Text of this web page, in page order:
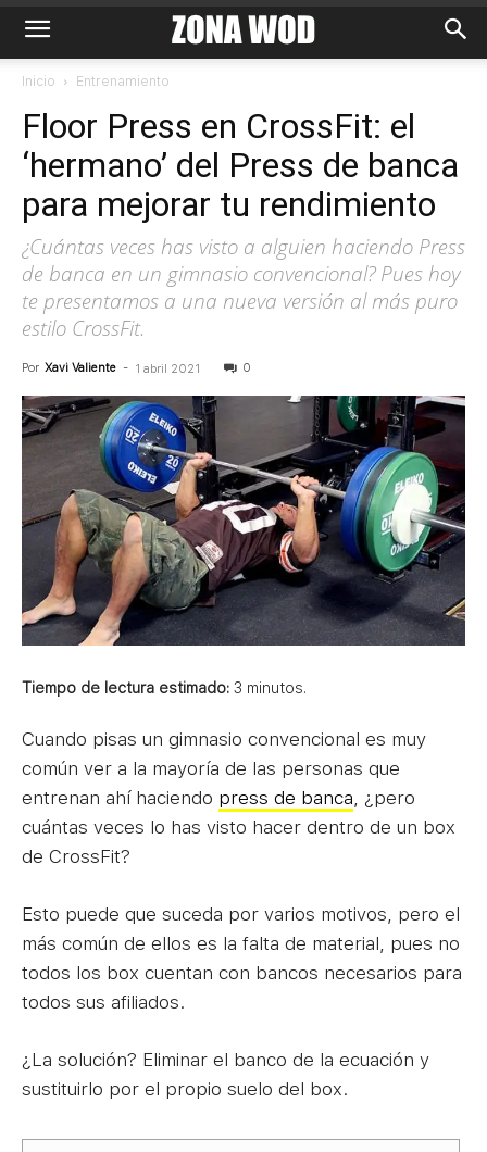
Inicio Entrenamiento
Floor Press en CrossFit: el
‘hermano’ del Press de banca
para mejorar tu rendimiento
¿Cuántas veces has visto a alguien haciendo Press
de banca en un gimnasio convencional? Pues hoy
te presentamos a una nueva versión al más puro
estilo CrossFit.
Por Xavi Valiente - 1 abril 2021 0
Tiempo de lectura estimado: 3 minutos.
Cuando pisas un gimnasio convencional es muy
común ver a la mayoría de las personas que
entrenan ahí haciendo press de banca , ¿pero
cuántas veces lo has visto hacer dentro de un box
de CrossFit?
Esto puede que suceda por varios motivos, pero el
más común de ellos es la falta de material, pues no
todos los box cuentan con bancos necesarios para
todos sus afiliados.
¿La solución? Eliminar el banco de la ecuación y
sustituirlo por el propio suelo del box.